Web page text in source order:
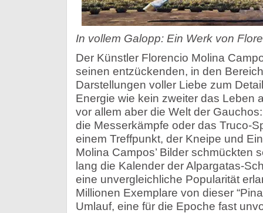
In vollem Galopp: Ein Werk von
Der Künstler Florencio Molina
seinen entzückenden, in den
Darstellungen voller Liebe zum
Energie wie kein zweiter das Leben
vor allem aber die Welt der
die Messerkämpfe oder das Truco-
einem Treffpunkt, der Kneipe und
Molina Campos’ Bilder schmückten
lang die Kalender der Alpargatas-
eine unvergleichliche Popularität
Millionen Exemplare von dieser
Umlauf, eine für die Epoche fast